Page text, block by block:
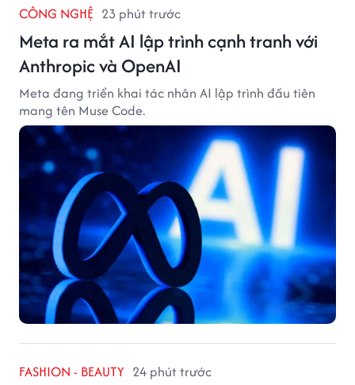
CÔNG NGHỆ 23 phút trước
Meta ra mắt AI lập trình cạnh tranh với
Anthropic và OpenAI
Meta đang triển khai tác nhân AI lập trình đầu tiên
mang tên Muse Code.
FASHION - BEAUTY 24 phút trước